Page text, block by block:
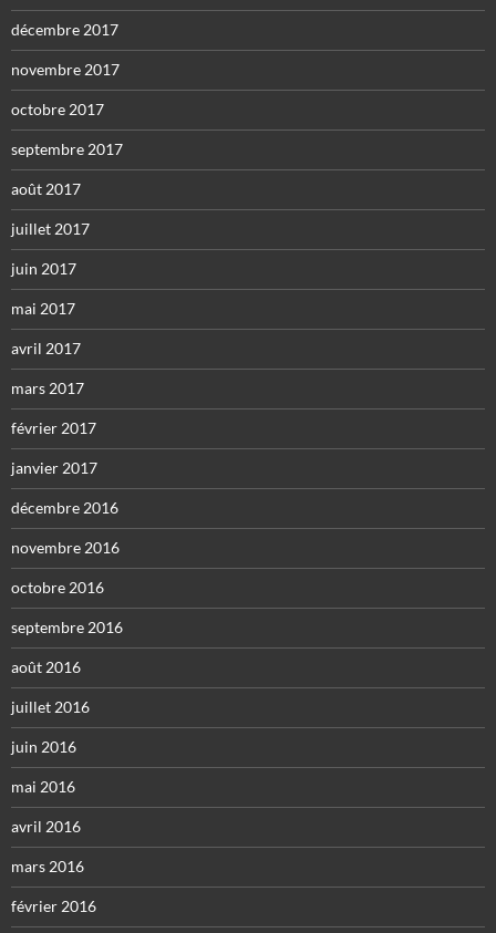
décembre 2017
novembre 2017
octobre 2017
septembre 2017
août 2017
juillet 2017
juin 2017
mai 2017
avril 2017
mars 2017
février 2017
janvier 2017
décembre 2016
novembre 2016
octobre 2016
septembre 2016
août 2016
juillet 2016
juin 2016
mai 2016
avril 2016
mars 2016
février 2016